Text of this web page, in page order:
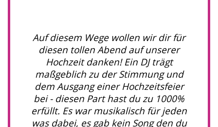
Auf diesem Wege wollen wir dir für
diesen tollen Abend auf unserer
Hochzeit danken! Ein DJ trägt
maßgeblich zu der Stimmung und
dem Ausgang einer Hochzeitsfeier
bei - diesen Part hast du zu 1000%
erfüllt. Es war musikalisch für jeden
was dabei, es gab kein Song den du